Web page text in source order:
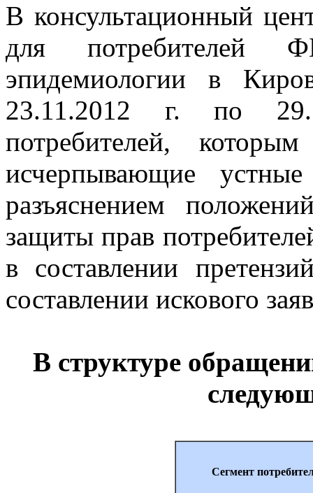
В консультационный
для потребителей
эпидемиологии в
23.11.2012 г. по
потребителей,
исчерпывающие
разъяснением
защиты прав
в составлении
составлении искового
В структуре
Сегмент